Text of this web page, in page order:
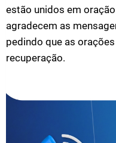
estão unidos em
agradecem as
pedindo que as
recuperação.